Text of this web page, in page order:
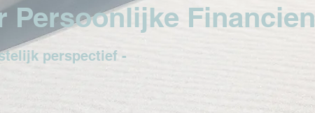
Persoonlijke Financien
perspectief -